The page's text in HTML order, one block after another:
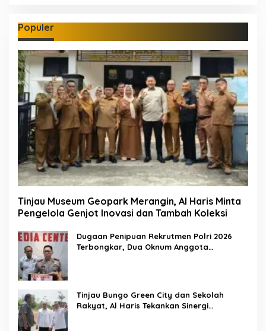
Populer
Tinjau Museum Geopark Merangin, Al Haris Minta
Pengelola Genjot Inovasi dan Tambah Koleksi
Dugaan Penipuan Rekrutmen Polri 2026
Terbongkar, Dua Oknum Anggota
Tinjau Bungo Green City dan Sekolah
Rakyat, Al Haris Tekankan Sinergi